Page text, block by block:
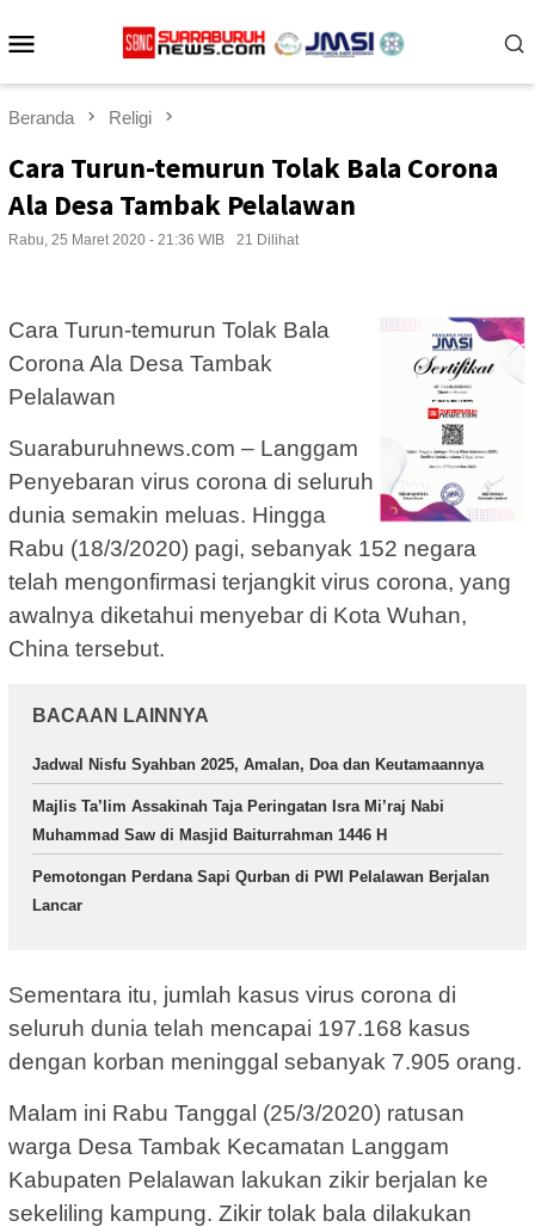
ke
Beranda Religi
Cara Turun-temurun Tolak Bala Corona
Ala Desa Tambak Pelalawan
Rabu, 25 Maret 2020 - 21:36 WIB 21 Dilihat
Cara Turun-temurun Tolak Bala
Corona Ala Desa Tambak
Pelalawan
Suaraburuhnews.com – Langgam
Penyebaran virus corona di seluruh
dunia semakin meluas. Hingga
Rabu (18/3/2020) pagi, sebanyak 152 negara
telah mengonfirmasi terjangkit virus corona, yang
awalnya diketahui menyebar di Kota Wuhan,
China tersebut.
BACAAN LAINNYA
Jadwal Nisfu Syahban 2025, Amalan, Doa dan Keutamaannya
Majlis Ta’lim Assakinah Taja Peringatan Isra Mi’raj Nabi
Muhammad Saw di Masjid Baiturrahman 1446 H
Pemotongan Perdana Sapi Qurban di PWI Pelalawan Berjalan
Lancar
Sementara itu, jumlah kasus virus corona di
seluruh dunia telah mencapai 197.168 kasus
dengan korban meninggal sebanyak 7.905 orang.
Malam ini Rabu Tanggal (25/3/2020) ratusan
warga Desa Tambak Kecamatan Langgam
Kabupaten Pelalawan lakukan zikir berjalan ke
sekeliling kampung. Zikir tolak bala dilakukan